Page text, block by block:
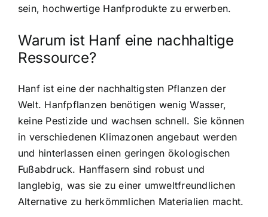
sein, hochwertige Hanfprodukte zu erwerben.
Warum ist Hanf eine nachhaltige
Ressource?
Hanf ist eine der nachhaltigsten Pflanzen der
Welt. Hanfpflanzen benötigen wenig Wasser,
keine Pestizide und wachsen schnell. Sie können
in verschiedenen Klimazonen angebaut werden
und hinterlassen einen geringen ökologischen
Fußabdruck. Hanffasern sind robust und
langlebig, was sie zu einer umweltfreundlichen
Alternative zu herkömmlichen Materialien macht.